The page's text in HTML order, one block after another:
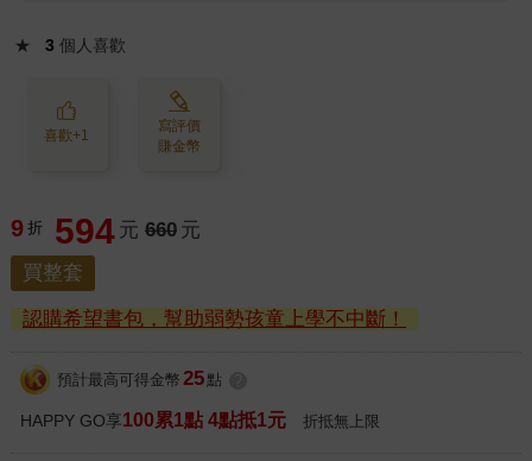
★ 3 個人喜歡
喜歡+1
寫評價
賺金幣
9 折 594 元 660 元
買整套
認購希望書包，幫助弱勢孩童上學不中斷！
預計最高可得金幣 25 點
HAPPY GO享100累1點 4點抵1元 折抵無上限